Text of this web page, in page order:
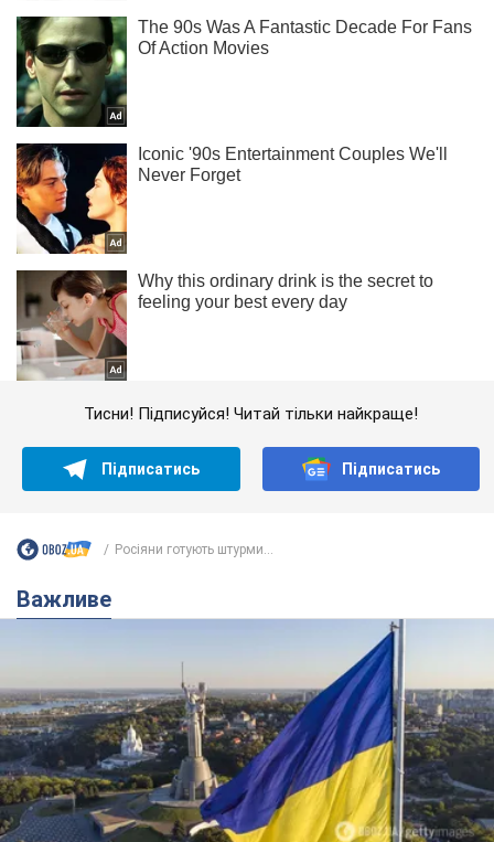
Тисни! Підписуйся! Читай тільки найкраще!
Підписатись Підписатись
Росіяни готують штурми...
Важливе